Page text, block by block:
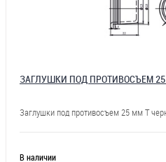
ЗАГЛУШКИ ПОД ПРОТИВОСЪЕМ
Заглушки под противосъем 25 мм Т
В наличии